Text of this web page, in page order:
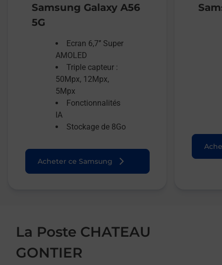
Samsung Galaxy A56
5G
Ecran 6,7’’ Super
AMOLED
Triple capteur :
50Mpx, 12Mpx,
5Mpx
Fonctionnalités
IA
Stockage de 8Go
Acheter ce Samsung
La Poste CHATEAU
GONTIER